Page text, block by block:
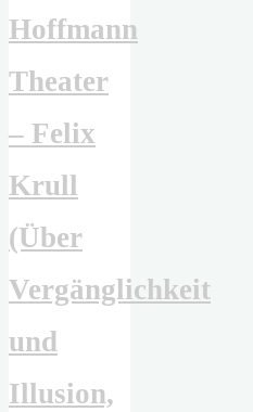
Hoffmann
Theater
– Felix
Krull
(Über
Vergänglichkeit
und
Illusion,